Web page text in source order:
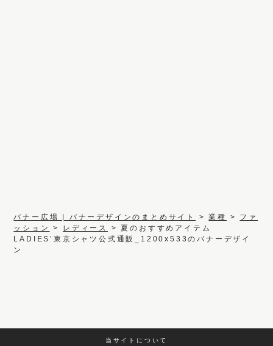
バナー広場 | バナーデザインのまとめサイト >業種 > ファ
ッション
> レディース >夏のおすすめアイテム
LADIES’東京シャツ公式通販_1200x533のバナーデザイ
ン
当サイトについて